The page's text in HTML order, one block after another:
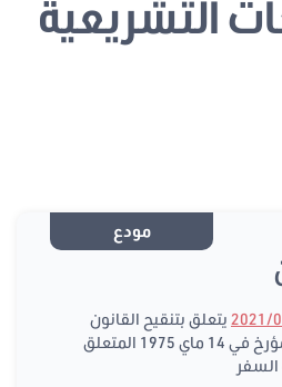
التشريعية
مودع
يتعلق بتنقيح القانون
عدد 40 لسنة 1975 مؤرخ في 14 ماي 1975 المتعلق
السفر